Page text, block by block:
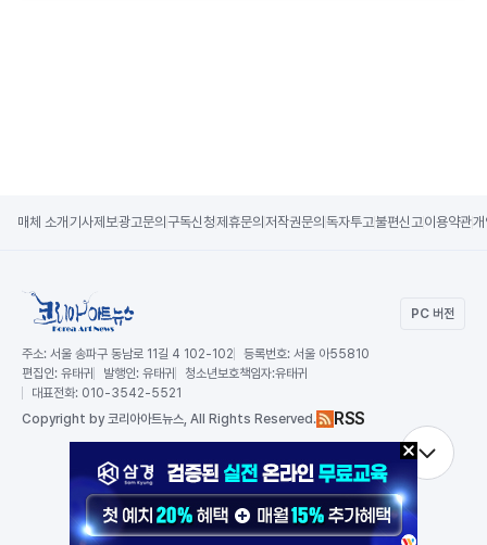
매체 소개 기사제보광고문의 구독신청제휴문의 저작권문의 독자투고불편신고이용약관
PC 버전
주소: 서울 송파구 동남로 11길 4 102-102 등록번호: 서울 아55810
편집인: 유태귀 발행인: 유태귀 청소년보호책임자:유태귀
대표전화: 010-3542-5521
Copyright by 코리아아트뉴스, All Rights Reserved. RSS